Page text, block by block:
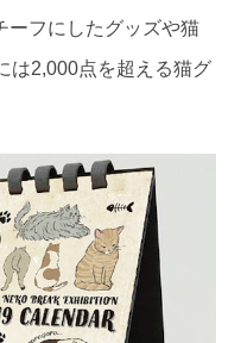
ーフにしたグッズや猫
は2,000点を超える猫グ